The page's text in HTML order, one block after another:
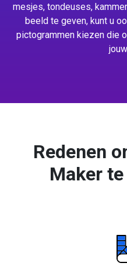
mesjes, tondeuses,
beeld te geven, kunt u
pictogrammen kiezen die
Redenen
Maker